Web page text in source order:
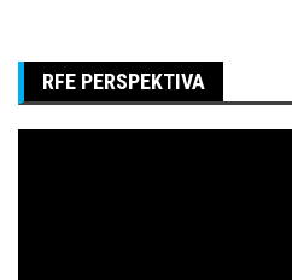
RFE PERSPEKTIVA